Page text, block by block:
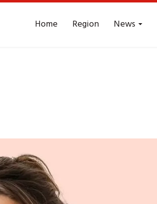
Home Region News